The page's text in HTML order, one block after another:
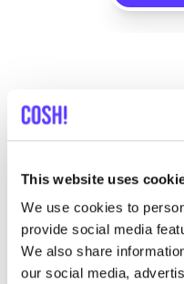
This website uses
We use cookies to
provide social media
We also share
our social media,
Otras marcas